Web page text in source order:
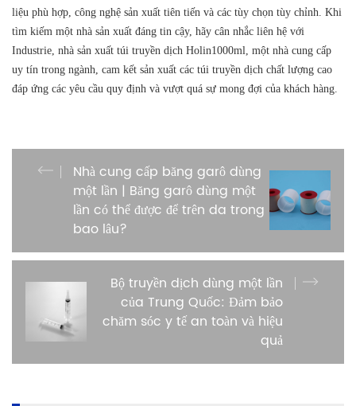
liệu phù hợp, công nghệ sản xuất tiên tiến và các tùy chọn tùy chỉnh. Khi
tìm kiếm một nhà sản xuất đáng tin cậy, hãy cân nhắc liên hệ với
Industrie, nhà sản xuất túi truyền dịch Holin1000ml, một nhà cung cấp
uy tín trong ngành, cam kết sản xuất các túi truyền dịch chất lượng cao
đáp ứng các yêu cầu quy định và vượt quá sự mong đợi của khách hàng.
Nhà cung cấp băng garô dùng
một lần | Băng garô dùng một
lần có thể được để trên da trong
bao lâu?
Bộ truyền dịch dùng một lần
của Trung Quốc: Đảm bảo
chăm sóc y tế an toàn và hiệu
quả